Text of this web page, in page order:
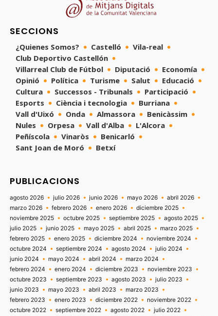
SECCIONS
¿Quienes Somos? Castelló
Vila-real
Club Deportivo Castellón
Villarreal Club de Fútbol
Diputació
Economía
Opinió
Política Turisme Salut
Educació
Cultura
Successos - Tribunals
Participació
Esports
Ciència i tecnologia
Burriana
Vall d'Uixó
Onda Almassora
Benicàssim
Nules
Orpesa Vall d'Alba
L'Alcora
Peñíscola
Vinaròs
Benicarló
Sant Joan de Moró
Betxí
PUBLICACIONS
agosto 2026 julio 2026 junio 2026 mayo 2026
abril 2026
marzo 2026
febrero 2026 enero 2026
diciembre 2025
noviembre 2025
octubre 2025 septiembre 2025
agosto 2025
julio 2025
junio 2025 mayo 2025 abril 2025
marzo 2025
febrero 2025
enero 2025 diciembre 2024
noviembre 2024
octubre 2024
septiembre 2024 agosto 2024
julio 2024
junio 2024
mayo 2024 abril 2024
marzo 2024
febrero 2024
enero 2024 diciembre 2023
noviembre 2023
octubre 2023
septiembre 2023 agosto 2023
julio 2023
junio 2023
mayo 2023 abril 2023
marzo 2023
febrero 2023
enero 2023 diciembre 2022
noviembre 2022
octubre 2022
septiembre 2022 agosto 2022
julio 2022